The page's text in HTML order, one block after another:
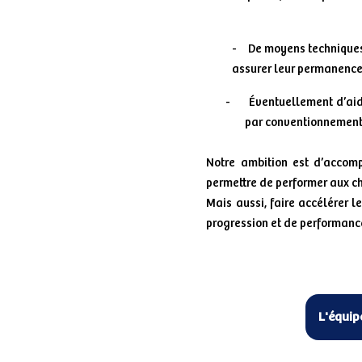
-
De moyens
assurer leur
-
Éventuellement
par
Notre ambition est
permettre de performer aux
Mais aussi, faire accélérer
progression et de